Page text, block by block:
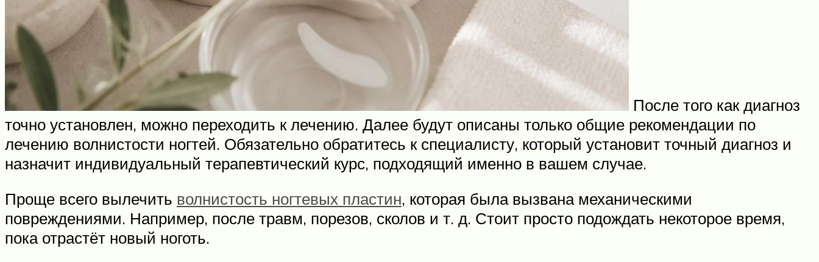
После того как диагноз
точно установлен, можно переходить к лечению. Далее будут описаны только общие рекомендации по
лечению волнистости ногтей. Обязательно обратитесь к специалисту, который установит точный диагноз и
назначит индивидуальный терапевтический курс, подходящий именно в вашем случае.
Проще всего вылечить волнистость ногтевых пластин, которая была вызвана механическими
повреждениями. Например, после травм, порезов, сколов и т. д. Стоит просто подождать некоторое время,
пока отрастёт новый ноготь.